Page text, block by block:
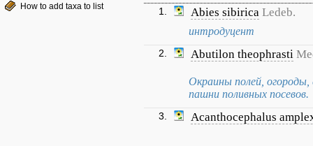
How to add taxa to list
1. Abies sibirica Ledeb.
интродуцент
2. Abutilon theophrasti
Окраины полей,
пашни поливных посевов.
3. Acanthocephalus